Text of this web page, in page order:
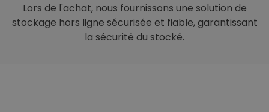
Lors de l'achat, nous fournissons une solution de
stockage hors ligne sécurisée et fiable, garantissant
la sécurité du stocké.